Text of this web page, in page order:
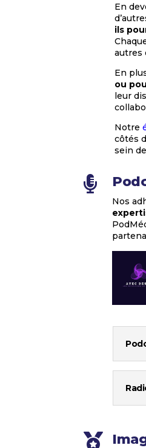
En
ils
autres
En
ou
leur
Notre
côtés
sein

Nos
